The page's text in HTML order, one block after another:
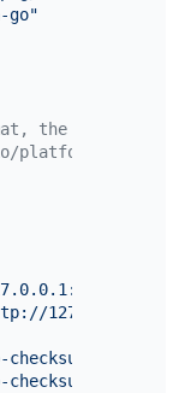
go"
the first byte
current/
checksum-test"
checksum-test"